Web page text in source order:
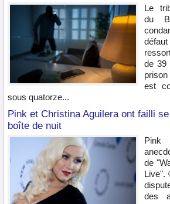
Le
du
de 39
est
sous quatorze...
Pink et Christina Aguilera ont failli
boîte de nuit
Pink
de
Live".
des